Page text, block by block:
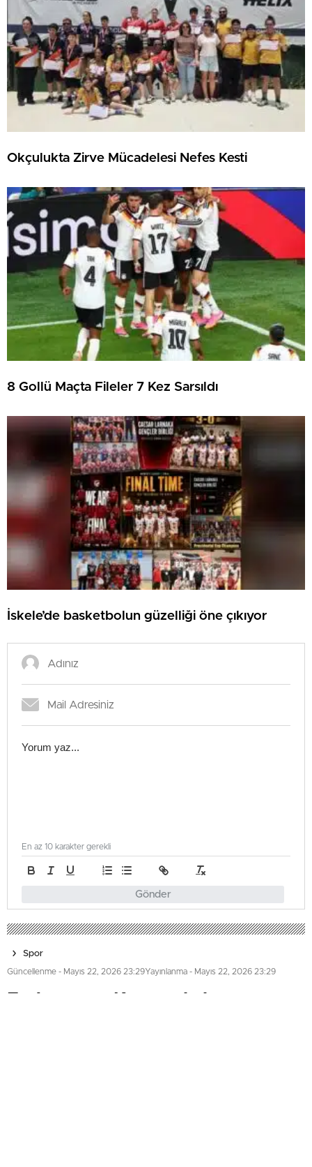
Okçulukta Zirve Mücadelesi Nefes Kesti
8 Gollü Maçta Fileler 7 Kez Sarsıldı
İskele’de basketbolun güzelliği öne çıkıyor
Gönder
En az 10 karakter gerekli
Spor
Güncellenme - Mayıs 22, 2026 23:29Yayınlanma - Mayıs 22, 2026 23:29
Federasyon Kupasıyla heyecan